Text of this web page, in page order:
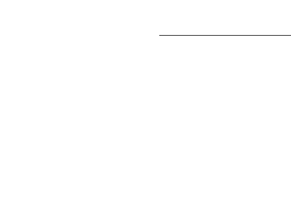
Cronologia de